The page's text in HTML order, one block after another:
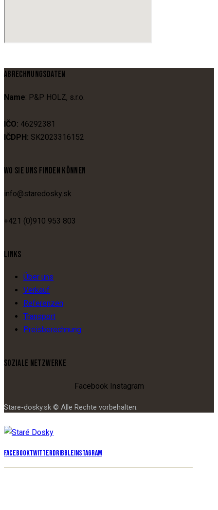
ABRECHNUNGSDATEN
Name: P&P HOLZ, s.r.o.
IČO: 46292381
IČDPH: SK2023316152
WO SIE UNS FINDEN KÖNNEN
info@staredosky.sk
+421 (0)910 953 803
LINKS
Über uns
Verkauf
Referenzen
Transport
Preisberechnung
SOZIALE NETZWERKE
Facebook Instagram
Stare-dosky.sk © Alle Rechte vorbehalten.
FacebookTwitterDribbleInstagram